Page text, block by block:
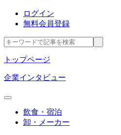
ログイン
無料会員登録
トップページ
企業インタビュー
飲食・宿泊
卸・メーカー